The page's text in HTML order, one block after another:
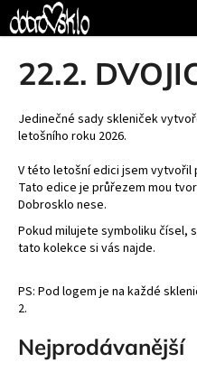
Přejít
na
obsah
22.2.
Jedinečné sady skleniček
letošního roku 2026.
V této letošní edici jsem vytvořil
Tato edice je průřezem mou
Dobrosklo nese.
Pokud milujete symboliku čísel,
tato kolekce si vás najde.
PS: Pod logem je na každé
2.
Nejprodávanější
K
o
o
p
o
t
ř
e
u
j
e
t